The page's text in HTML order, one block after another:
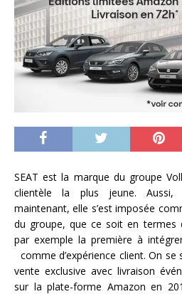
SEAT est la marque du groupe
clientèle la plus jeune. Aussi,
maintenant, elle s’est imposée
du groupe, que ce soit en termes
par exemple la première à
comme d’expérience client. On
vente exclusive avec livraison
sur la plate-forme Amazon en